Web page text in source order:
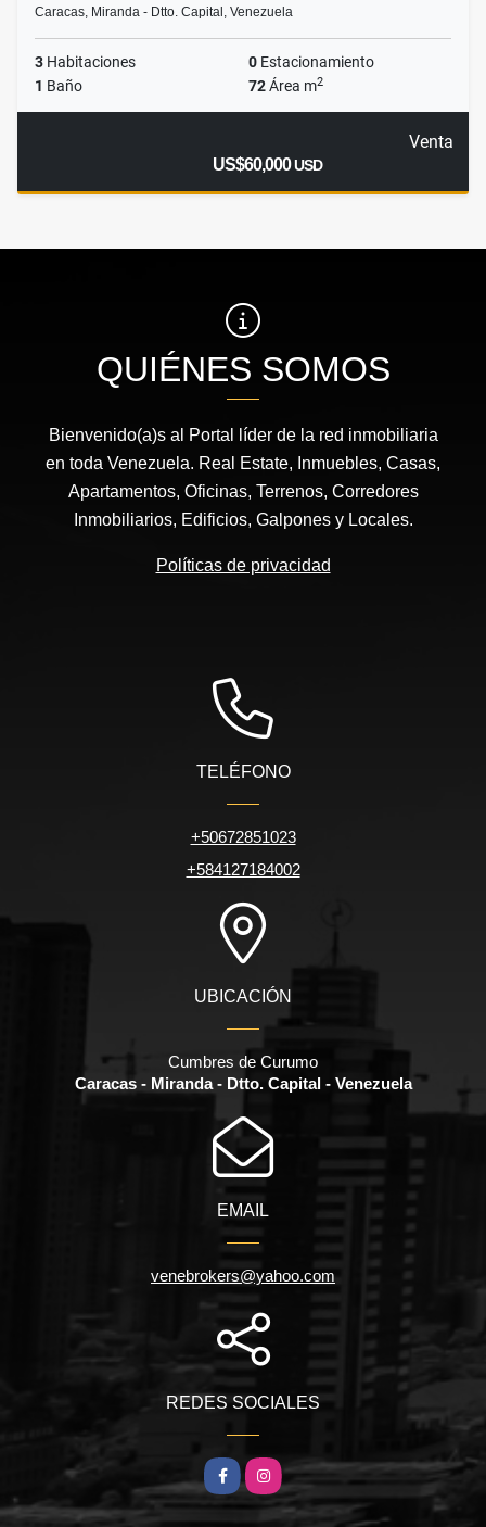
Caracas, Miranda - Dtto. Capital, Venezuela
3 Habitaciones 0 Estacionamiento
1 Baño 72Área m2
Venta
US$60,000USD
QUIÉNES SOMOS
Bienvenido(a)s al Portal líder de la red inmobiliaria
en toda Venezuela. Real Estate, Inmuebles, Casas,
Apartamentos, Oficinas, Terrenos, Corredores
Inmobiliarios, Edificios, Galpones y Locales.
Políticas de privacidad
TELÉFONO
+50672851023
+584127184002
UBICACIÓN
Cumbres de Curumo
Caracas - Miranda - Dtto. Capital - Venezuela
EMAIL
venebrokers@yahoo.com
REDES SOCIALES
FacebookInstagram